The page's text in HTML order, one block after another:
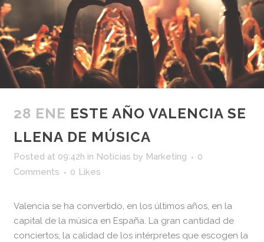
28 ENE ESTE AÑO VALENCIA SE
LLENA DE MÚSICA
Posted at 09:42h in Noticias by Marketing
0
Comments
0 Likes
Valencia se ha convertido, en los últimos años, en la
capital de la música en España. La gran cantidad de
conciertos, la calidad de los intérpretes que escogen la